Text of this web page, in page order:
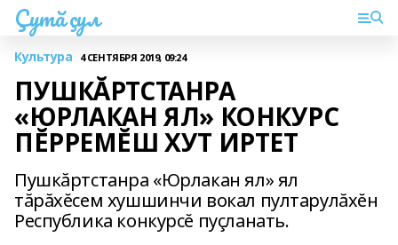
Çутă çул
Культура 4 СЕНТЯБРЯ 2019, 09:24
ПУШКĂРТСТАНРА
«ЮРЛАКАН ЯЛ» КОНКУРС
ПĔРРЕМĔШ ХУТ ИРТЕТ
Пушкăртстанра «Юрлакан ял» ял
тăрăхĕсем хушшинчи вокал пултарулăхĕн
Республика конкурсĕ пуçланать.